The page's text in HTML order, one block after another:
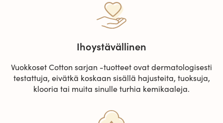
Ihoystävällinen
Vuokkoset Cotton sarjan -tuotteet ovat dermatologisesti
testattuja, eivätkä koskaan sisällä hajusteita, tuoksuja,
klooria tai muita sinulle turhia kemikaaleja.